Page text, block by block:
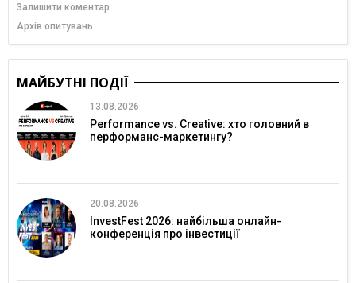
Залишити коментар
Архів опитувань
МАЙБУТНІ ПОДІЇ
13.08.2026
Performance vs. Creative: хто головний в
перформанс-маркетингу?
20.08.2026
InvestFest 2026: найбільша онлайн-
конференція про інвестиції